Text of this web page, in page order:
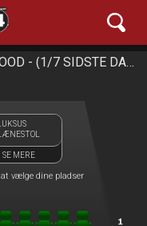
THE DEATH OF ROBIN HOOD - (1/7 SIDSTE DAG)
SE MERE
vælge dine pladser